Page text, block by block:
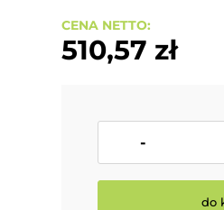
CENA NETTO:
510,57 zł
-
do